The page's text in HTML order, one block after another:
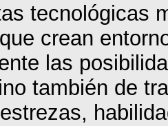
tecnológicas
crean
las
también de